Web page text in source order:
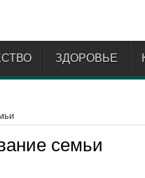
ЗДОРОВЬЕ
семьи